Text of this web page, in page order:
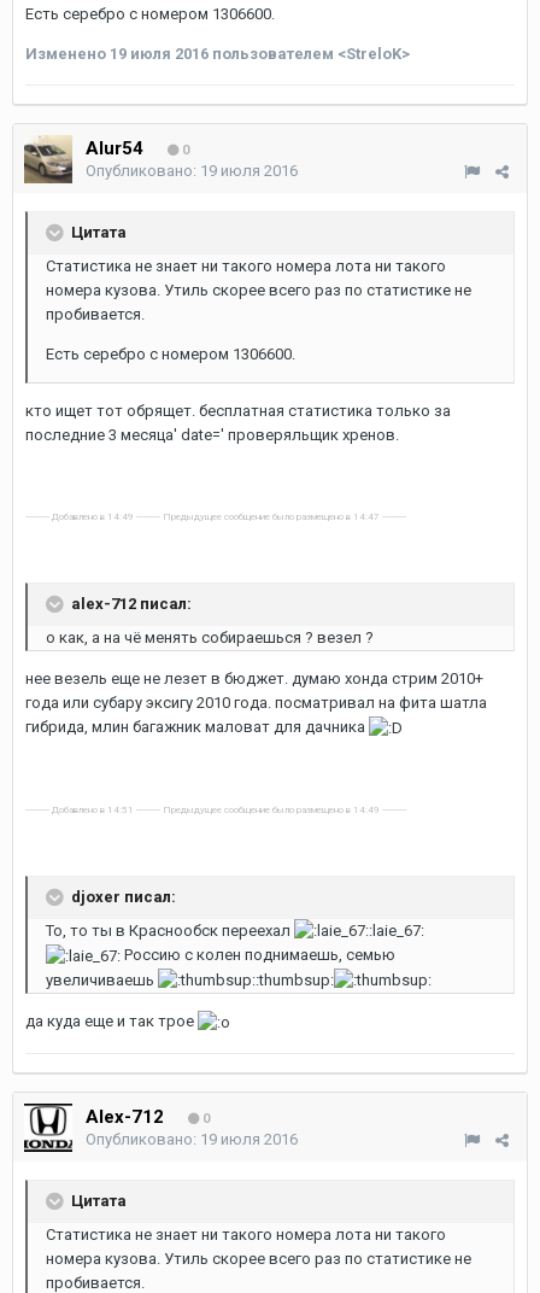
Есть серебро с номером 1306600.
Изменено 19 июля 2016 пользователем <StreloK>
Alur54 0
Опубликовано: 19 июля 2016
Цитата
Статистика не знает ни такого номера лота ни такого
номера кузова. Утиль скорее всего раз по статистике не
пробивается.
Есть серебро с номером 1306600.
кто ищет тот обрящет. бесплатная статистика только за
последние 3 месяца' date=' проверяльщик хренов.
---------- Добавлено в 14:49 ---------- Предыдущее сообщение было размещено в 14:47 ----------
alex-712 писал:
о как, а на чё менять собираешься ? везел ?
нее везель еще не лезет в бюджет. думаю хонда стрим 2010+
года или субару эксигу 2010 года. посматривал на фита шатла
гибрида, млин багажник маловат для дачника
---------- Добавлено в 14:51 ---------- Предыдущее сообщение было размещено в 14:49 ----------
djoxer писал:
То, то ты в Краснообск переехал
:laie_67:
Россию с колен поднимаешь, семью
увеличиваешь
:thumbsup:
да куда еще и так трое
Alex-712 0
Опубликовано: 19 июля 2016
Цитата
Статистика не знает ни такого номера лота ни такого
номера кузова. Утиль скорее всего раз по статистике не
пробивается.